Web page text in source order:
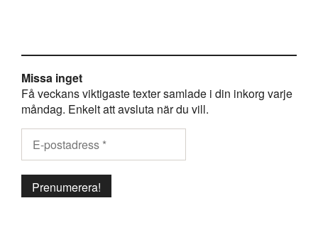
Missa inget
Få veckans viktigaste texter samlade i din inkorg varje
måndag. Enkelt att avsluta när du vill.